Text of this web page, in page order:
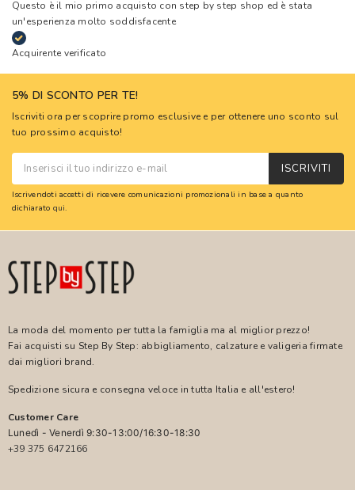
Questo è il mio primo acquisto con step by step shop ed è stata
un'esperienza molto soddisfacente
Acquirente verificato
5% DI SCONTO PER TE!
Iscriviti ora per scoprire promo esclusive e per ottenere uno sconto sul
tuo prossimo acquisto!
ISCRIVITI
Iscrivendoti accetti di ricevere comunicazioni promozionali in base a quanto
dichiarato qui.
La moda del momento per tutta la famiglia ma al miglior prezzo!
Fai acquisti su Step By Step: abbigliamento, calzature e valigeria firmate
dai migliori brand.
Spedizione sicura e consegna veloce in tutta Italia e all'estero!
Customer Care
Lunedì - Venerdì 9:30-13:00/16:30-18:30
+39 375 6472166